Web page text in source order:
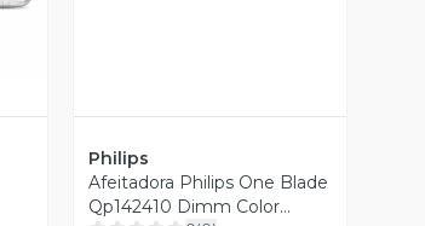
Philips
Afeitadora Philips One Blade
Qp142410 Dimm Color